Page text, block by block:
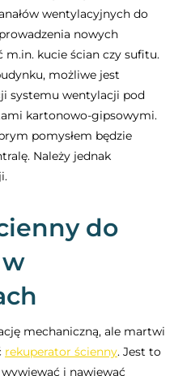
wentylacyjnych do
nowych
m.in. kucie ścian czy sufitu.
możliwe jest
systemu wentylacji pod
kartonowo-gipsowymi.
pomysłem będzie
Należy jednak
do
mechaniczną, ale martwi
rekuperator ścienny. Jest to
i nawiewać